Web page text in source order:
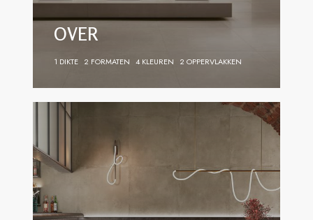
OVER
1 DIKTE 2 FORMATEN 4 KLEUREN 2 OPPERVLAKKEN